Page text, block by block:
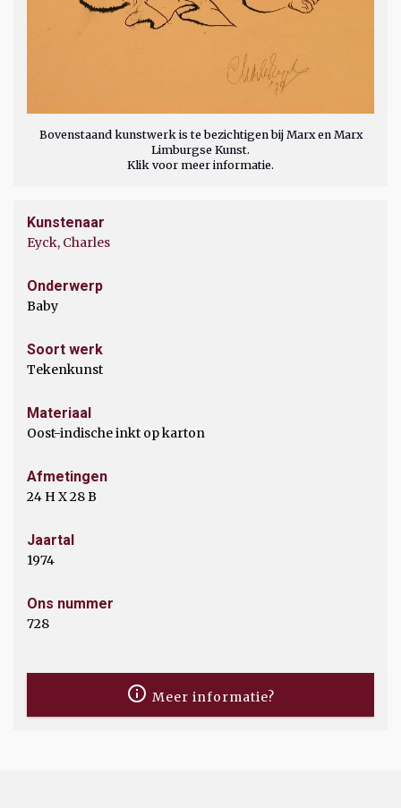
Bovenstaand kunstwerk is te bezichtigen bij Marx en Marx
Limburgse Kunst.
Klik voor meer informatie.
Kunstenaar
Eyck, Charles
Onderwerp
Baby
Soort werk
Tekenkunst
Materiaal
Oost-indische inkt op karton
Afmetingen
24 H X 28 B
Jaartal
1974
Ons nummer
728
Meer informatie?